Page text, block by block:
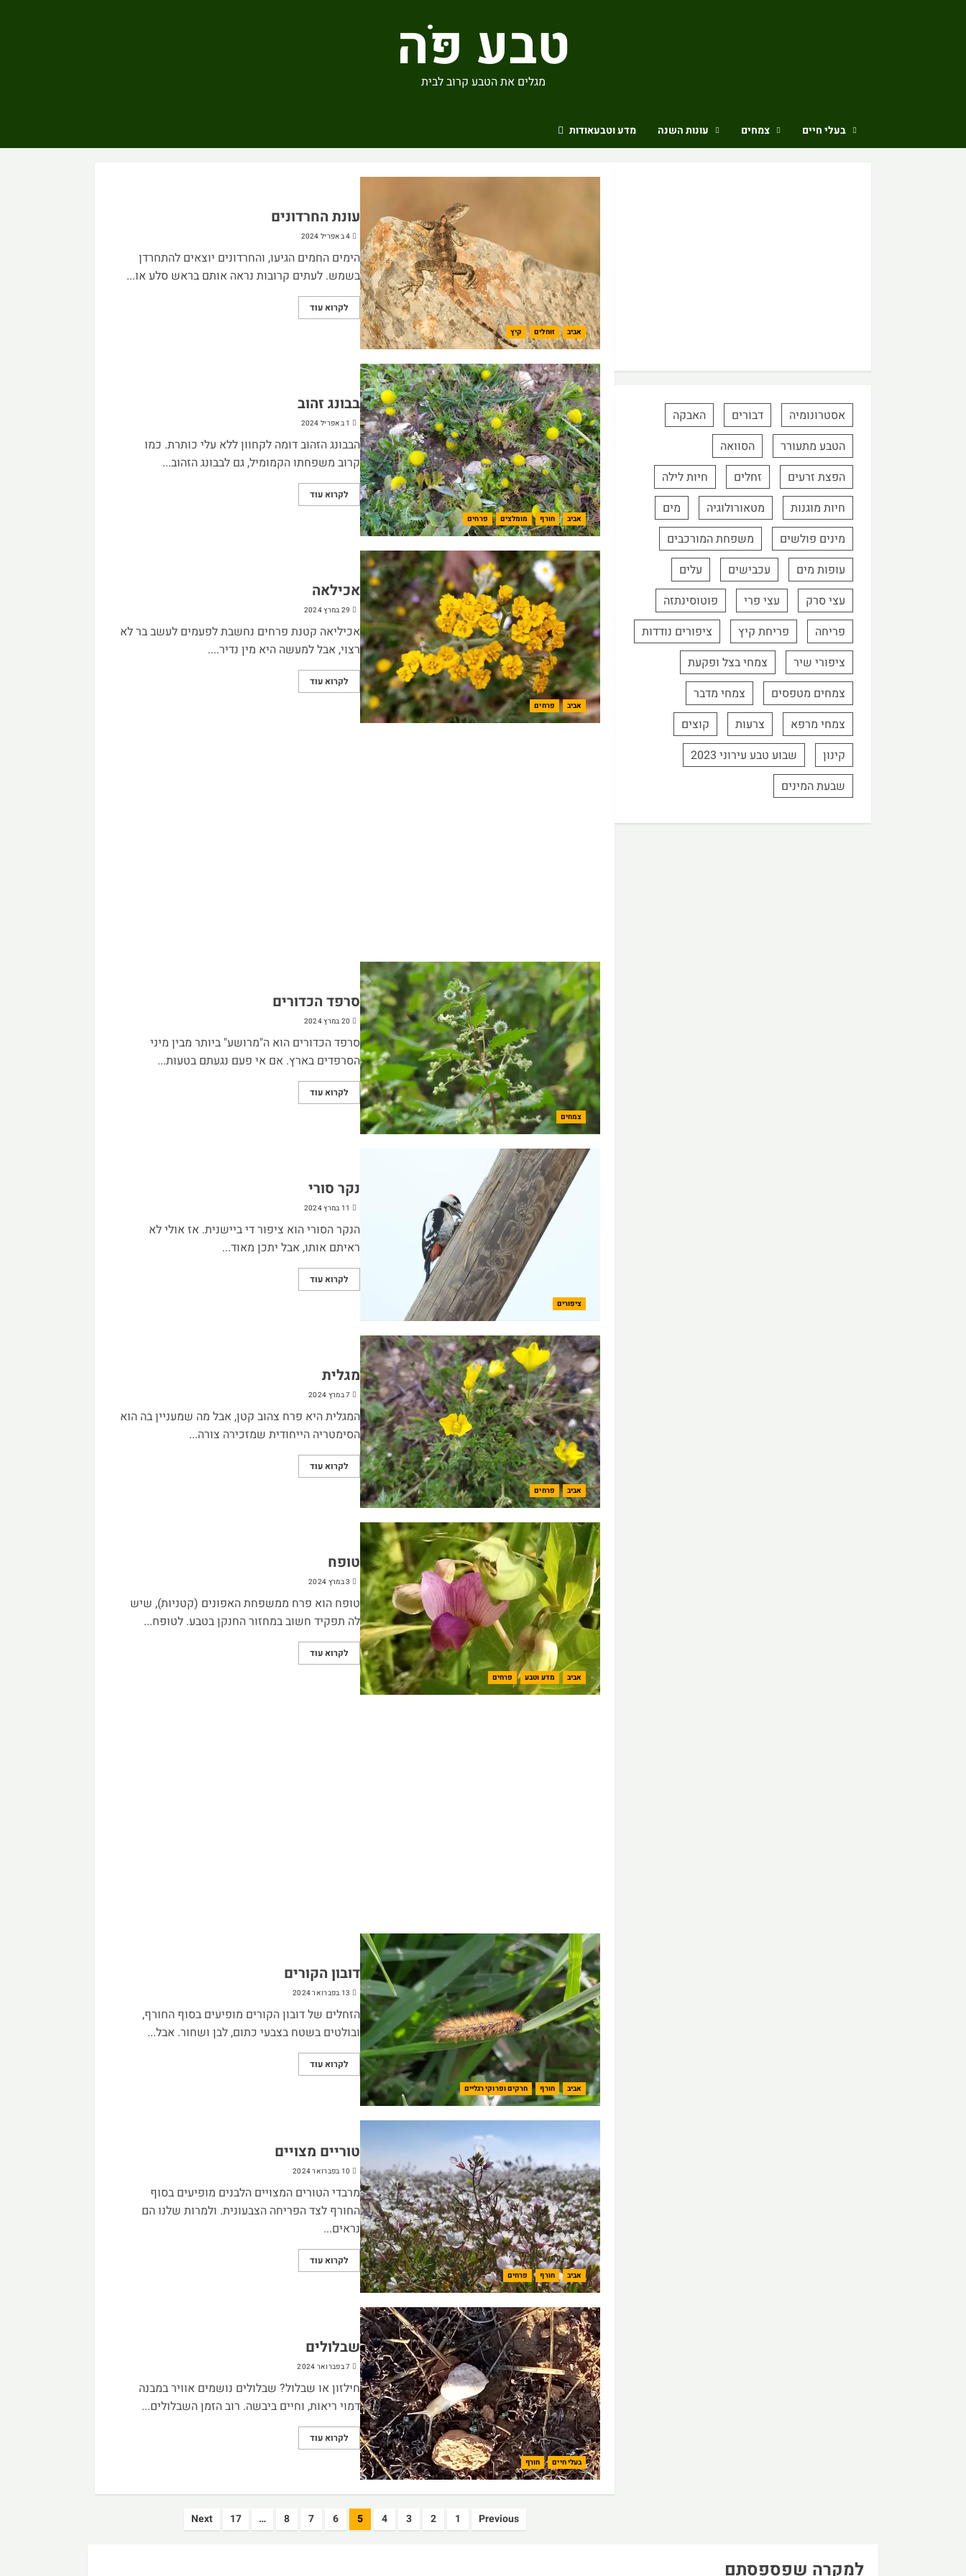
טבע פֹּה
מגלים את הטבע קרוב לבית
בעלי חיים צמחים עונות השנה מדע וטבעאודות
אביב זוחלים קיץ
עונת החרדונים
4 באפריל 2024
הימים החמים הגיעו, והחרדונים יוצאים להתחרדן
בשמש. לעתים קרובות נראה אותם בראש סלע או...
לקרוא עוד
אביב חורף מומלצים פרחים
בבונג זהוב
1 באפריל 2024
הבבונג הזהוב דומה לקחוון ללא עלי כותרת. כמו
קרוב משפחתו הקמומיל, גם לבבונג הזהוב...
לקרוא עוד
אביב פרחים
אכילאה
29 במרץ 2024
אכיליאה קטנת פרחים נחשבת לפעמים לעשב בר לא
רצוי, אבל למעשה היא מין נדיר....
לקרוא עוד
צמחים
סרפד הכדורים
20 במרץ 2024
סרפד הכדורים הוא ה"מרושע" ביותר מבין מיני
הסרפדים בארץ. אם אי פעם נגעתם בטעות...
לקרוא עוד
ציפורים
נקר סורי
11 במרץ 2024
הנקר הסורי הוא ציפור די ביישנית. אז אולי לא
ראיתם אותו, אבל יתכן מאוד...
לקרוא עוד
אביב פרחים
מגלית
7 במרץ 2024
המגלית היא פרח צהוב קטן, אבל מה שמעניין בה הוא
הסימטריה הייחודית שמזכירה צורה...
לקרוא עוד
אביב מדע וטבע פרחים
טופח
3 במרץ 2024
טופח הוא פרח ממשפחת האפונים (קטניות), שיש
לה תפקיד חשוב במחזור החנקן בטבע. לטופח...
לקרוא עוד
אביב חורף חרקים ופרוקי רגליים
דובון הקורים
13 בפברואר 2024
הזחלים של דובון הקורים מופיעים בסוף החורף,
ובולטים בשטח בצבעי כתום, לבן ושחור. אבל...
לקרוא עוד
אביב חורף פרחים
טוריים מצויים
10 בפברואר 2024
מרבדי הטורים המצויים הלבנים מופיעים בסוף
החורף לצד הפריחה הצבעונית. ולמרות שלנו הם
נראים...
לקרוא עוד
בעלי חיים חורף
שבלולים
7 בפברואר 2024
חילזון או שבלול? שבלולים נושמים אוויר במבנה
דמוי ריאות, וחיים ביבשה. רוב הזמן השבלולים...
לקרוא עוד
Previous
1
2
3
4
5
6
7
8
…
17
Next
אסטרונומיה דבורים
האבקה
הטבע מתעורר
הסוואה
הפצת זרעים
זחלים
חיות לילה
חיות מוגנות
מטאורולוגיה
מים
מינים פולשים
משפחת המורכבים
עופות מים
עכבישים
עלים
עצי סרק
עצי פרי
פוטוסינתזה
פריחה
פריחת קיץ
ציפורים נודדות
ציפורי שיר
צמחי בצל ופקעת
צמחים מטפסים
צמחי מדבר
צמחי מרפא
צרעות
קוצים
קינון
שבוע טבע עירוני 2023
שבעת המינים
למקרה שפספסתם